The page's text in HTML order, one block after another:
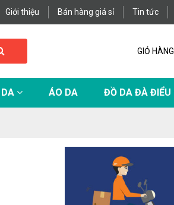
Giới thiệu Bán hàng giá sỉ Tin tức
GIỎ HÀNG
ÁO DA ĐỒ DA ĐÀ ĐIỂU